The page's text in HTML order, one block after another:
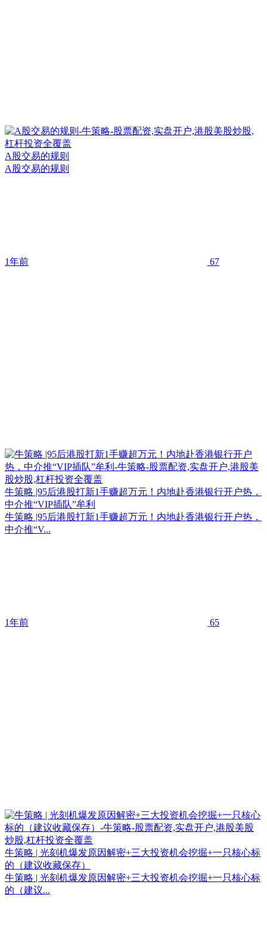
A股交易的规则
A股交易的规则
1年前 67
牛策略 |95后港股打新1手赚超万元！内地赴香港银行开户热，
中介推“VIP插队”牟利
牛策略 |95后港股打新1手赚超万元！内地赴香港银行开户热，
中介推“V...
1年前 65
牛策略 | 光刻机爆发原因解密+三大投资机会挖掘+一只核心标
的（建议收藏保存）
牛策略 | 光刻机爆发原因解密+三大投资机会挖掘+一只核心标
的（建议...